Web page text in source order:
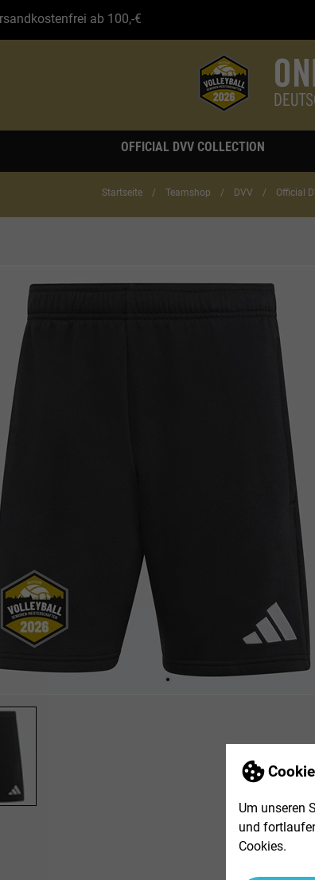
Um unseren
und
Cookies.
ab 100,-€
OFFICIAL DVV COLLECTION
Startseite Teamshop DVV Official